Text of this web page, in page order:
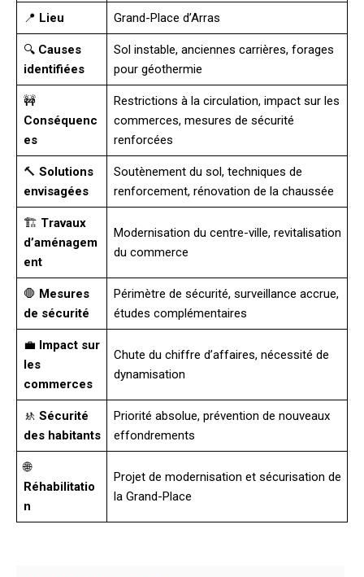
📍 Lieu Grand-Place d’Arras
🔍 Causes
identifiées
Sol instable, anciennes carrières, forages
pour géothermie
🚧
Conséquenc
es
Restrictions à la circulation, impact sur les
commerces, mesures de sécurité
renforcées
🔨 Solutions
envisagées
Soutènement du sol, techniques de
renforcement, rénovation de la chaussée
🏗️ Travaux
d’aménagem
ent
Modernisation du centre-ville, revitalisation
du commerce
🛑 Mesures
de sécurité
Périmètre de sécurité, surveillance accrue,
études complémentaires
💼 Impact sur
les
commerces
Chute du chiffre d’affaires, nécessité de
dynamisation
🚸 Sécurité
des habitants
Priorité absolue, prévention de nouveaux
effondrements
🌐
Réhabilitatio
n
Projet de modernisation et sécurisation de
la Grand-Place